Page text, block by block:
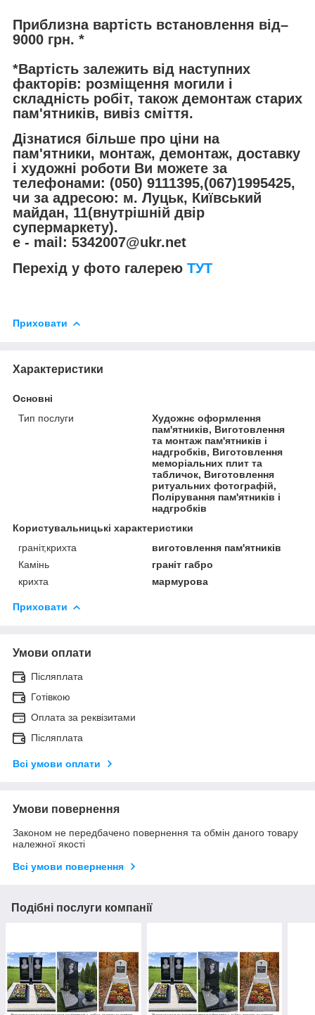
Приблизна вартість встановлення від–
9000 грн. *
*Вартість залежить від наступних
факторів: розміщення могили і
складність робіт, також демонтаж старих
пам'ятників, вивіз сміття.
Дізнатися більше про ціни на
пам'ятники, монтаж, демонтаж, доставку
і художні роботи Ви можете за
телефонами: (050) 9111395,(067)1995425,
чи за адресою: м. Луцьк, Київський
майдан, 11(внутрішній двір
супермаркету).
e - mail: 5342007@ukr.net
Перехід у фото галерею ТУТ
Приховати
Характеристики
Основні
Тип послуги
Художнє оформлення
пам'ятників, Виготовлення
та монтаж пам'ятників і
надгробків, Виготовлення
меморіальних плит та
табличок, Виготовлення
ритуальних фотографій,
Полірування пам'ятників і
надгробків
Користувальницькі характеристики
граніт,крихта
виготовлення пам'ятників
Камінь
граніт габро
крихта
мармурова
Приховати
Умови оплати
Післяплата
Готівкою
Оплата за реквізитами
Післяплата
Всі умови оплати
Умови повернення
Законом не передбачено повернення та обмін даного товару
належної якості
Всі умови повернення
Подібні послуги компанії